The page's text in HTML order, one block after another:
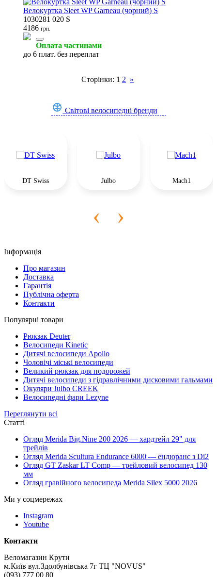
Велокуртка Sleet WP Garneau (чорний) S
1030281 020 S
4186 грн.
Оплата частинами
до 6 плат. без переплат
Сторінки: 1 2 »
Світові велосипедні бренди
DT Swiss Julbo Mach1
‹ ›
Інформація
Про магазин
Доставка
Гарантія
Публічна оферта
Контакти
Популярні товари
Рюкзак Deuter
Велосипеди Kinetic
Дитячі велосипеди Apollo
Чоловічі міські велосипеди
Великий рюкзак для подорожей
Дитячі велосипеди з гідравлічними дисковими гальмами
Окуляри Julbo CREEK
Велосипедні фари Lezyne
Переглянути всі
Статті
Огляд Merida Big.Nine 200 2026 — хардтейл 29" для
трейлів
Огляд Merida Scultura Endurance 6000 — ендюранс з Di2
Огляд GT Zaskar LT Comp — трейловий велосипед 130
мм
Огляд гравійного велосипеда Merida Silex 5000 2026
Ми у соцмережах
Instagram
Youtube
Контакти
Веломагазин Крути
м.Київ вул.Здолбунівська 7г ТЦ "NOVUS"
(093) 777 00 80